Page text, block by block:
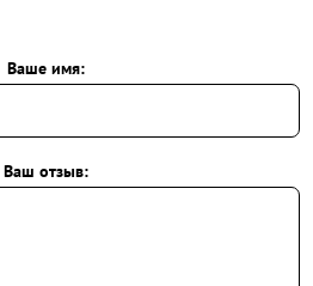
Ваше имя:
Ваш отзыв: